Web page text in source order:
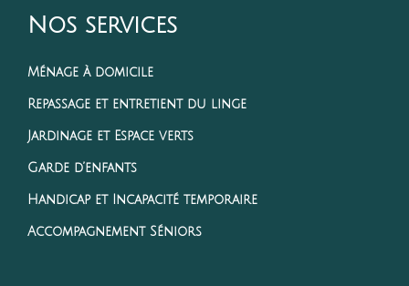
Nos services
Ménage à domicile
Repassage et entretient du linge
Jardinage et Espace verts
Garde d’enfants
Handicap et Incapacité temporaire
Accompagnement Séniors